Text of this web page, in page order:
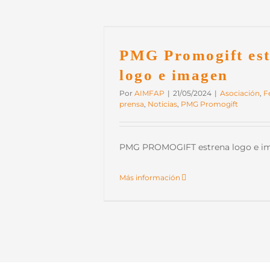
PMG Promogift
logo e imagen
Por AIMFAP | 21/05/2024 | Asociación,
prensa, Noticias, PMG Promogift
PMG PROMOGIFT estrena logo e
Más información